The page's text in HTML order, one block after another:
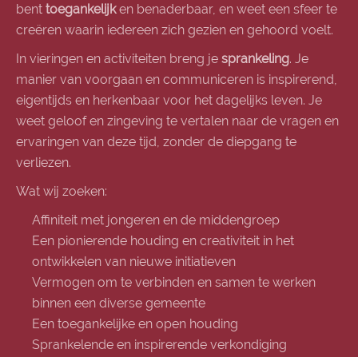
bent toegankelijken benaderbaar, en weet een sfeer te
creëren waarin iedereen zich gezien en gehoord voelt.
In vieringen en activiteiten breng je sprankeling. Je
manier van voorgaan en communiceren is inspirerend,
eigentijds en herkenbaar voor het dagelijks leven. Je
weet geloof en zingeving te vertalen naar de vragen en
ervaringen van deze tijd, zonder de diepgang te
verliezen.
Wat wij zoeken:
Affiniteit met jongeren en de middengroep
Een pionierende houding en creativiteit in het
ontwikkelen van nieuwe initiatieven
Vermogen om te verbinden en samen te werken
binnen een diverse gemeente
Een toegankelijke en open houding
Sprankelende en inspirerende verkondiging